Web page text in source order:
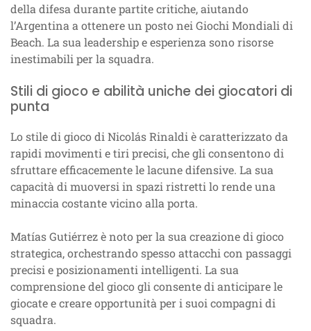
della difesa durante partite critiche, aiutando
l’Argentina a ottenere un posto nei Giochi Mondiali di
Beach. La sua leadership e esperienza sono risorse
inestimabili per la squadra.
Stili di gioco e abilità uniche dei giocatori di
punta
Lo stile di gioco di Nicolás Rinaldi è caratterizzato da
rapidi movimenti e tiri precisi, che gli consentono di
sfruttare efficacemente le lacune difensive. La sua
capacità di muoversi in spazi ristretti lo rende una
minaccia costante vicino alla porta.
Matías Gutiérrez è noto per la sua creazione di gioco
strategica, orchestrando spesso attacchi con passaggi
precisi e posizionamenti intelligenti. La sua
comprensione del gioco gli consente di anticipare le
giocate e creare opportunità per i suoi compagni di
squadra.